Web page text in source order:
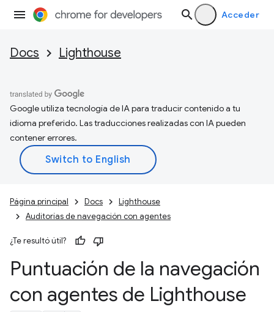
Acceder
Docs Lighthouse
Google utiliza tecnología de IA para traducir contenido a tu
idioma preferido. Las traducciones realizadas con IA pueden
contener errores.
Página principal Docs
Lighthouse
Auditorías de navegación con agentes
¿Te resultó útil?
Puntuación de la navegación
con agentes de Lighthouse